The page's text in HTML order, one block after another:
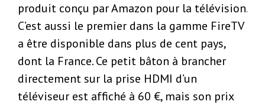
produit conçu par Amazon pour la télévision.
C’est aussi le premier dans la gamme FireTV
a être disponible dans plus de cent pays,
dont la France. Ce petit bâton à brancher
directement sur la prise HDMI d’un
téléviseur est affiché à 60 €, mais son prix